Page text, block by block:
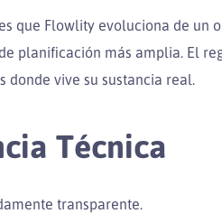
que Flowlity evoluciona de un
planificación más amplia. El
donde vive su sustancia real.
Técnica
transparente.